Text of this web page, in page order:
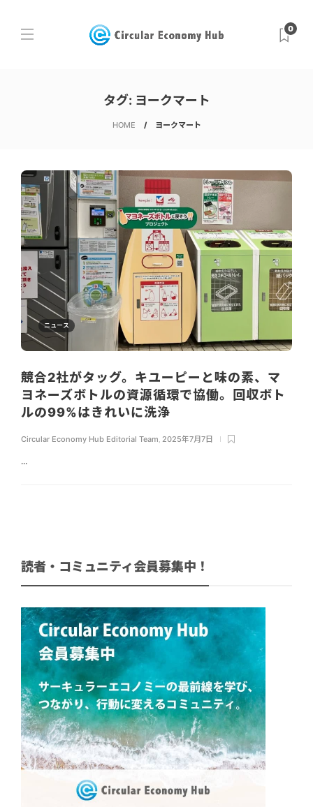
0
タグ: ヨークマート
HOME ヨークマート
ニュース
競合2社がタッグ。キユーピーと味の素、マ
ヨネーズボトルの資源循環で協働。回収ボト
ルの99%はきれいに洗浄
Circular Economy Hub Editorial Team 2025年7月7日
...
読者・コミュニティ会員募集中！